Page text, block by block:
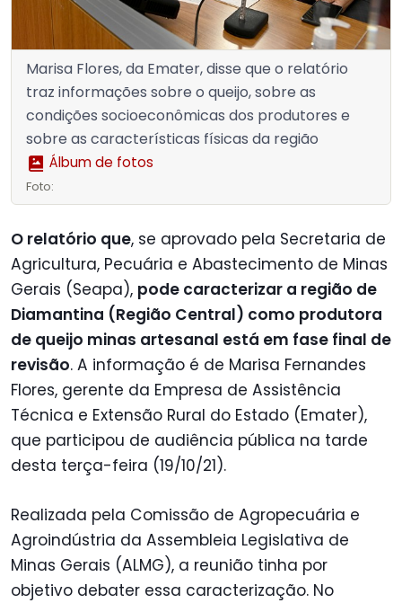
Marisa Flores, da Emater, disse que o relatório
traz informações sobre o queijo, sobre as
condições socioeconômicas dos produtores e
sobre as características físicas da região
Álbum de fotos
Foto:
O relatório que, se aprovado pela Secretaria de
Agricultura, Pecuária e Abastecimento de Minas
Gerais (Seapa), pode caracterizar a região de
Diamantina (Região Central) como produtora
de queijo minas artesanal está em fase final de
revisão. A informação é de Marisa Fernandes
Flores, gerente da Empresa de Assistência
Técnica e Extensão Rural do Estado (Emater),
que participou de audiência pública na tarde
desta terça-feira (19/10/21).
Realizada pela Comissão de Agropecuária e
Agroindústria da Assembleia Legislativa de
Minas Gerais (ALMG), a reunião tinha por
objetivo debater essa caracterização. No